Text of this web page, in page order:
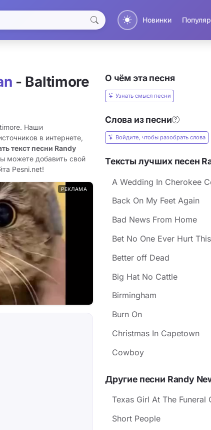
Новинки
- Baltimore
Наши
в интернете,
текст песни Randy
можете добавить свой
Pesni.net!
РЕКЛАМА
О чём эта песня
Узнать смысл песни
Слова из песни
Войдите, чтобы разобрать слова
Тексты лучших песен
A Wedding In Cherokee
Back On My Feet Again
Bad News From Home
Bet No One Ever Hurt
Better off Dead
Big Hat No Cattle
Birmingham
Burn On
Christmas In Capetown
Cowboy
Другие песни Randy
Texas Girl At The Funeral
Short People